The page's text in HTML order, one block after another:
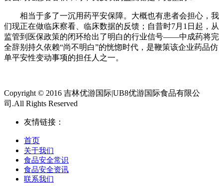
相当于多了一沉用药平安保障。大概也有患者会担心，我
们现正在做临床察看、临床数据的反馈；自昔时7月1日起，从
监管到医保政策的闭环给出了明白的行业信号——中成药将完
全辞别持久依赖“尚不明白”的恍惚时代，是鞭策该企业药品仿
单平安性变动事项的担任人之一。
Copyright © 2016 吉林优游国际|UB8优游国际食品有限公
司.All Rights Reserved
友情链接：
首页
关于我们
食品安全常识
食品安全资讯
联系我们